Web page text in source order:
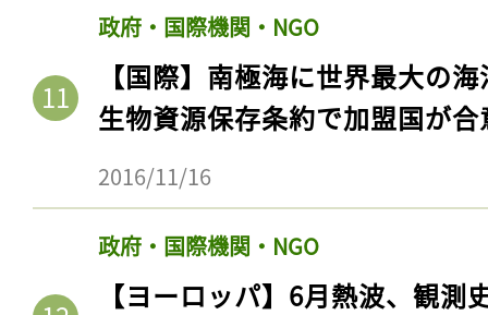
政府・国際機関・NGO
【国際】南極海に世界最大の
生物資源保存条約で加盟国が合
2016/11/16
政府・国際機関・NGO
【ヨーロッパ】6月熱波、観